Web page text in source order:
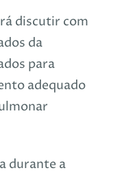
discutir com
da
para
adequado
durante a